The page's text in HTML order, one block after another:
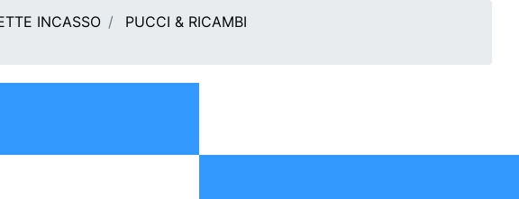
INCASSO
PUCCI & RICAMBI